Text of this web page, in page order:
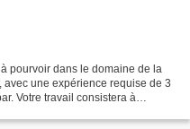
pourvoir dans le domaine de la
une expérience requise de 3
Votre travail consistera à